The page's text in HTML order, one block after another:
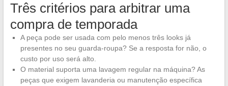
Três critérios para arbitrar uma
compra de temporada
A peça pode ser usada com pelo menos três looks já
presentes no seu guarda-roupa? Se a resposta for não, o
custo por uso será alto.
O material suporta uma lavagem regular na máquina? As
peças que exigem lavanderia ou manutenção específica